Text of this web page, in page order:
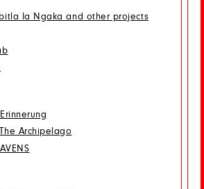
la Ngaka and other projects
Archipelago